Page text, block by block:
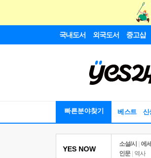
국내도서 외국도서 중고샵
빠른분야찾기 베스트 신
YES NOW
소설/시
에
인문
역사